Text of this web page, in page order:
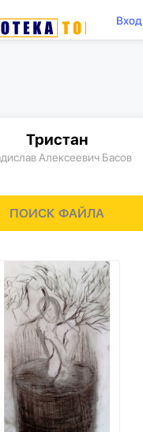
Вход
Тристан
Алексеевич Басов
ПОИСК ФАЙЛА